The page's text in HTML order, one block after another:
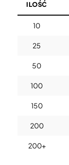
ILOŚĆ
10
25
50
100
150
200
200+